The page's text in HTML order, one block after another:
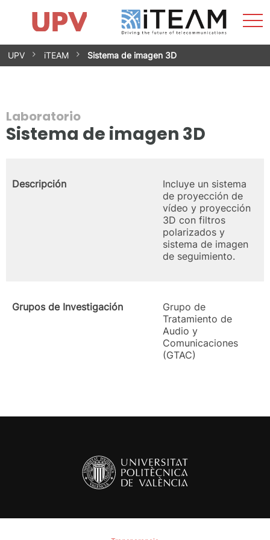
Saltar
Impacto
Grupos de investigación
Instalaciones
Spin-offs
Contacto
Prácticas
Noticias
Unidad de Igualdad
UPV iTEAM Sistema de imagen 3D
Laboratorio
Sistema de imagen 3D
Descripción
Incluye un sistema
de proyección de
vídeo y proyección
3D con filtros
polarizados y
sistema de imagen
de seguimiento.
Grupos de Investigación
Grupo de
Tratamiento de
Audio y
Comunicaciones
(GTAC)